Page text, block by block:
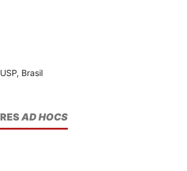
Brasil
AD HOCS